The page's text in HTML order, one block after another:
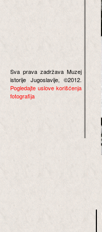
Sva prava zadržava Muzej
istorije Jugoslavije, ©2012.
Pogledajte uslove korišćenja
fotografija